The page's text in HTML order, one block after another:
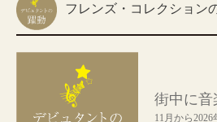
フレンズ・コレクション
街中に音
11月から